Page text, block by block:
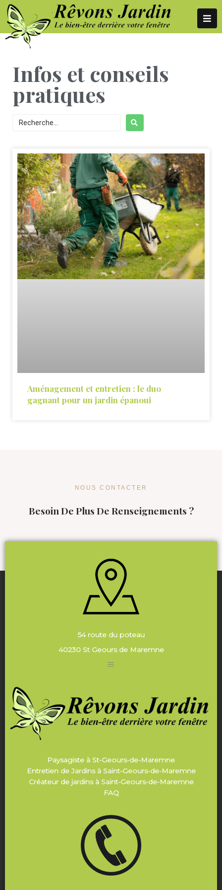
Infos et conseils
pratiques
Aménagement et entretien : le duo
gagnant pour un jardin épanoui
NOUS CONTACTER
Besoin De Plus De Renseignements ?
54 route du poteau
40230 St Geours de Maremne
Paysagiste à St-Geours-de-Maremne
Entretien de Jardins à Saint-Geours-de-Maremne
Créateur de jardins à Saint-Geours-de-Maremne
FAQ